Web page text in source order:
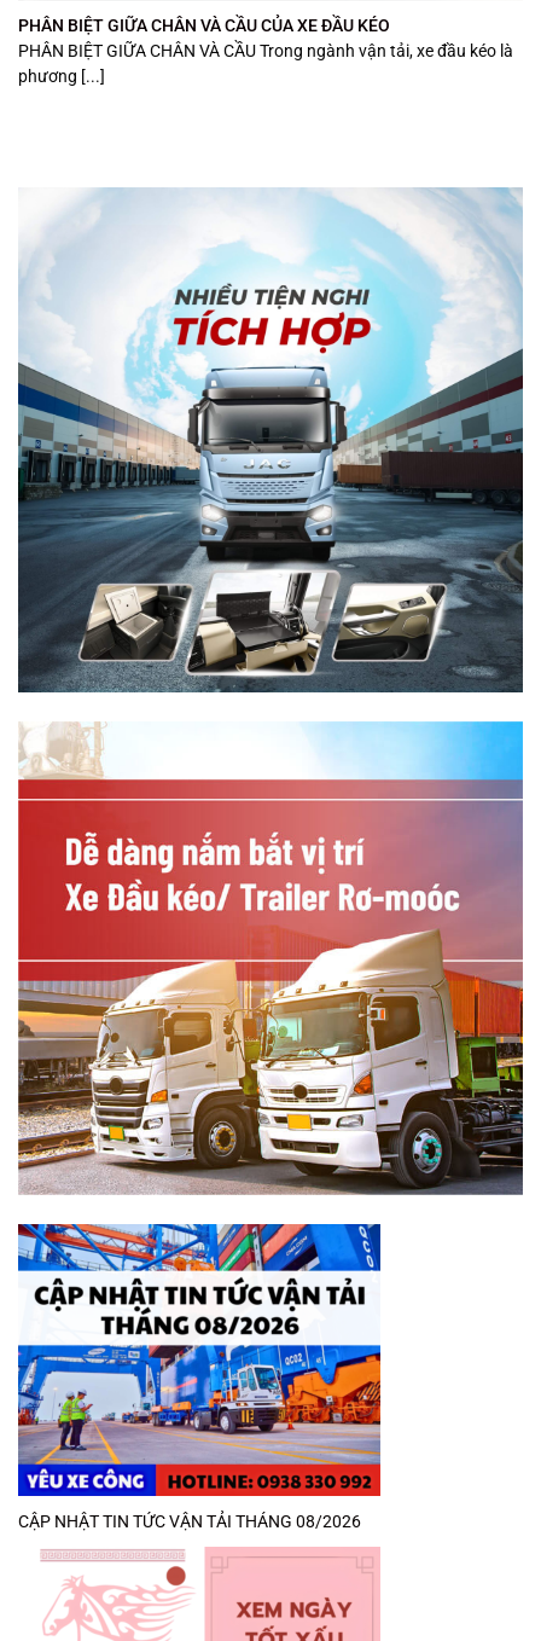
PHÂN BIỆT GIỮA CHÂN VÀ CẦU CỦA XE ĐẦU KÉO
PHÂN BIỆT GIỮA CHÂN VÀ CẦU Trong ngành vận tải, xe đầu kéo là
phương [...]
CẬP NHẬT TIN TỨC VẬN TẢI THÁNG 08/2026